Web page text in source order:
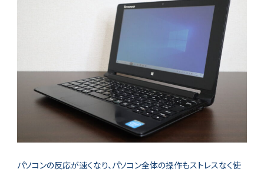
パソコンの反応が速くなり、パソコン全体の操作もストレスなく使